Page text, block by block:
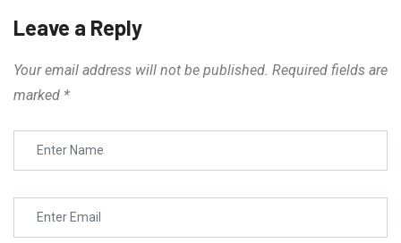
Leave a Reply
Your email address will not be published. Required fields are
marked *